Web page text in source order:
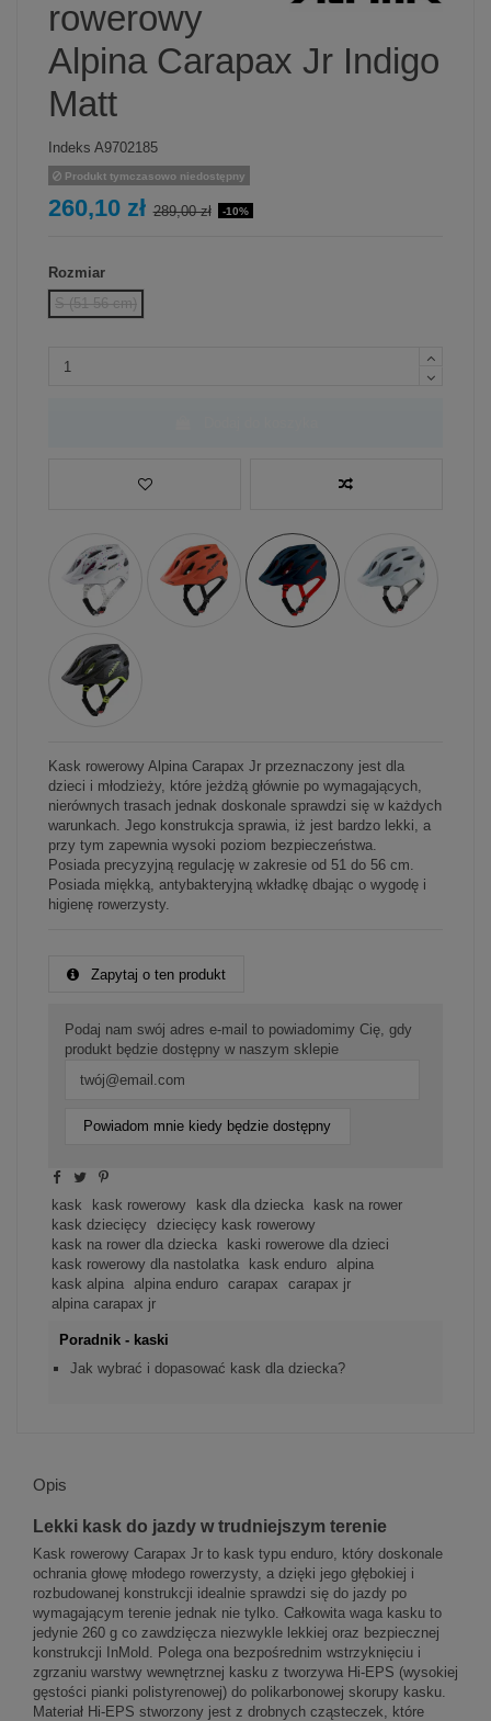
rowerowy
Alpina Carapax Jr Indigo
Matt
Indeks A9702185
Produkt tymczasowo niedostępny
260,10 zł 289,00 zł -10%
Rozmiar
S (51-56 cm)
Kask rowerowy Alpina Carapax Jr przeznaczony jest dla
dzieci i młodzieży, które jeżdżą głównie po wymagających,
nierównych trasach jednak doskonale sprawdzi się w każdych
warunkach. Jego konstrukcja sprawia, iż jest bardzo lekki, a
przy tym zapewnia wysoki poziom bezpieczeństwa.
Posiada precyzyjną regulację w zakresie od 51 do 56 cm.
Posiada miękką, antybakteryjną wkładkę dbając o wygodę i
higienę rowerzysty.
Zapytaj o ten produkt
Podaj nam swój adres e-mail to powiadomimy Cię, gdy
produkt będzie dostępny w naszym sklepie
Powiadom mnie kiedy będzie dostępny
kask kask rowerowy kask dla dziecka
kask na rower
kask dziecięcy
dziecięcy kask rowerowy
kask na rower dla dziecka
kaski rowerowe dla dzieci
kask rowerowy dla nastolatka
kask enduro
alpina
kask alpina
alpina enduro carapax
carapax jr
alpina carapax jr
Poradnik - kaski
Jak wybrać i dopasować kask dla dziecka?
Opis
Lekki kask do jazdy w trudniejszym terenie
Kask rowerowy Carapax Jr to kask typu enduro, który doskonale
ochrania głowę młodego rowerzysty, a dzięki jego głębokiej i
rozbudowanej konstrukcji idealnie sprawdzi się do jazdy po
wymagającym terenie jednak nie tylko. Całkowita waga kasku to
jedynie 260 g co zawdzięcza niezwykle lekkiej oraz bezpiecznej
konstrukcji InMold. Polega ona bezpośrednim wstrzyknięciu i
zgrzaniu warstwy wewnętrznej kasku z tworzywa Hi-EPS (wysokiej
gęstości pianki polistyrenowej) do polikarbonowej skorupy kasku.
Materiał Hi-EPS stworzony jest z drobnych cząsteczek, które